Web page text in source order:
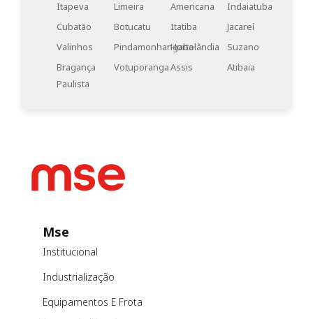
Itapeva Limeira Americana
Indaiatuba
Cubatão
Botucatu Itatiba
Jacareí
Valinhos
PindamonhangabaHortolândia
Suzano
Bragança
Paulista
VotuporangaAssis Atibaia
Mse
Institucional
Industrialização
Equipamentos E Frota